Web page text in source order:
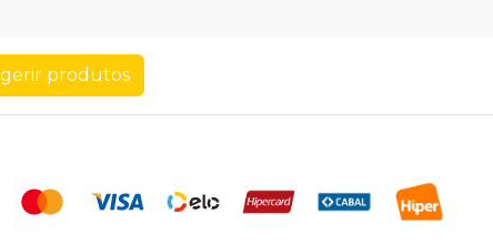
produtos